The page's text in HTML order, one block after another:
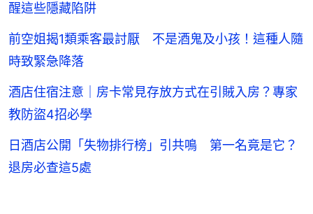
醒這些隱藏陷阱
前空姐揭1類乘客最討厭 不是酒鬼及小孩！這種人隨
時致緊急降落
酒店住宿注意｜房卡常見存放方式在引賊入房？專家
教防盜4招必學
日酒店公開「失物排行榜」引共鳴 第一名竟是它？
退房必查這5處